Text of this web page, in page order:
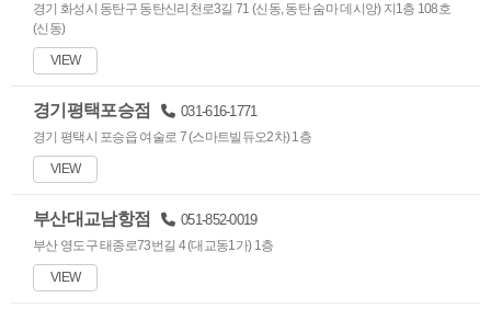
경기 화성시 동탄구 동탄신리천로3길 71 (신동, 동탄 숨마 데시앙) 지1층 108호
(신동)
VIEW
경기평택포승점 031-616-1771
경기 평택시 포승읍 여술로 7 (스마트빌듀오2차) 1층
VIEW
부산대교남항점 051-852-0019
부산 영도구 태종로73번길 4 (대교동1가) 1층
VIEW